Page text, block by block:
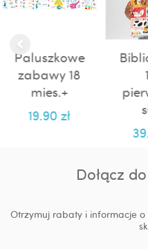
Paluszkowe
zabawy 18
mies.+
19.90 zł
Dołącz
Otrzymuj rabaty i informacje